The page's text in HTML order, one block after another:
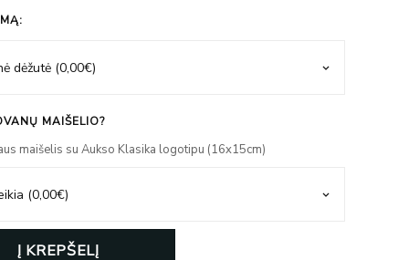
MAIŠELIO?
maišelis su Aukso Klasika logotipu (16x15cm)
Į KREPŠELĮ